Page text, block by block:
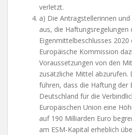
verletzt.
a) Die Antragstellerinnen
aus, die Haftungsregelungen
Eigenmittelbeschlusses
Europäische Kommission
Voraussetzungen von den
zusätzliche Mittel abzurufen.
führen, dass die Haftung der
Deutschland für die
Europäischen Union eine
auf 190 Milliarden Euro
am ESM-Kapital erheblich